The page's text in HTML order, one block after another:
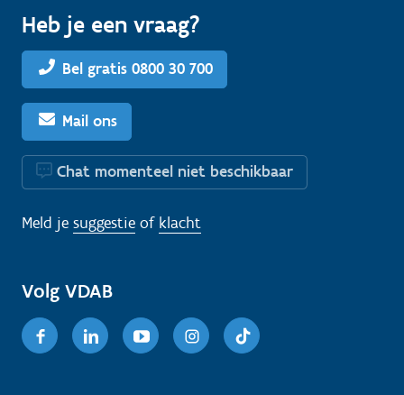
Heb je een vraag?
Bel gratis 0800 30 700
Mail ons
Chat momenteel niet beschikbaar
Meld je suggestie of klacht
Volg VDAB
FacebookLinkedinYoutubeInstagram